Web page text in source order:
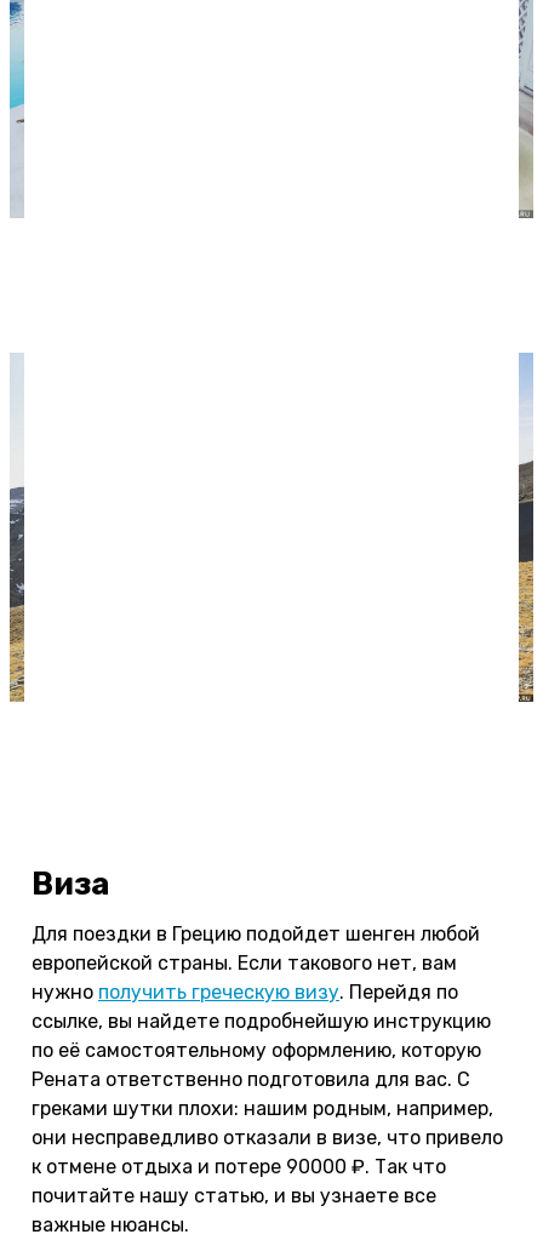
Виза
Для поездки в Грецию подойдет шенген любой
европейской страны. Если такового нет, вам
нужно получить греческую визу. Перейдя по
ссылке, вы найдете подробнейшую инструкцию
по её самостоятельному оформлению, которую
Рената ответственно подготовила для вас. С
греками шутки плохи: нашим родным, например,
они несправедливо отказали в визе, что привело
к отмене отдыха и потере 90000 ₽. Так что
почитайте нашу статью, и вы узнаете все
важные нюансы.